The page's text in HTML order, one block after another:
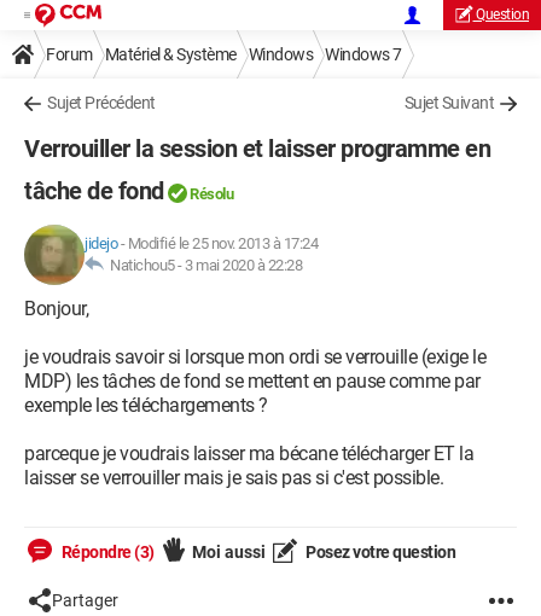
Question
Forum Matériel & Système Windows Windows 7
Sujet Précédent Sujet Suivant
Verrouiller la session et laisser programme en
tâche de fond
Résolu
jidejo- Modifié le 25 nov. 2013 à 17:24
Natichou5 - 3 mai 2020 à 22:28
Bonjour,
je voudrais savoir si lorsque mon ordi se verrouille (exige le
MDP) les tâches de fond se mettent en pause comme par
exemple les téléchargements ?
parceque je voudrais laisser ma bécane télécharger ET la
laisser se verrouiller mais je sais pas si c'est possible.
Répondre (3) Moi aussi Posez votre question
Partager